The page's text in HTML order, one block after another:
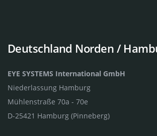
Deutschland Norden /
EYE SYSTEMS International GmbH
Niederlassung Hamburg
Mühlenstraße 70a - 70e
D-25421 Hamburg (Pinneberg)